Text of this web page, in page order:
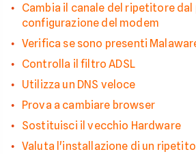
Cambia il canale del ripetitore dal
configurazione del modem
Verifica se sono presenti
Controlla il filtro ADSL
Utilizza un DNS veloce
Prova a cambiare browser
Sostituisci il vecchio Hardware
Valuta l'installazione di un